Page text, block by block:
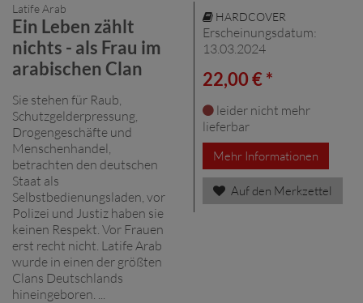
Latife Arab
Ein Leben zählt
nichts - als Frau im
arabischen Clan
Sie stehen für Raub,
Schutzgelderpressung,
Drogengeschäfte und
Menschenhandel,
betrachten den deutschen
Staat als
Selbstbedienungsladen, vor
Polizei und Justiz haben sie
keinen Respekt. Vor Frauen
erst recht nicht. Latife Arab
wurde in einen der größten
Clans Deutschlands
hineingeboren. ...
HARDCOVER
Erscheinungsdatum:
13.03.2024
22,00 € *
leider nicht mehr
lieferbar
Mehr Informationen
Auf den Merkzettel